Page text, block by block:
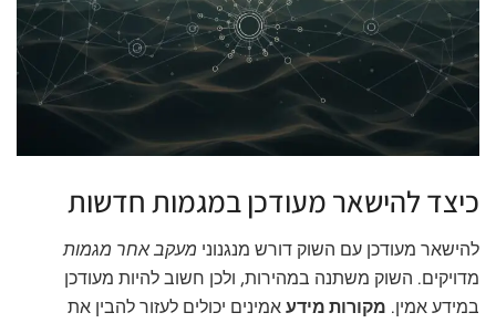
כיצד להישאר מעודכן במגמות חדשות
להישאר מעודכן עם השוק דורש מנגנוני מעקב אחר מגמות
מדויקים. השוק משתנה במהירות, ולכן חשוב להיות מעודכן
במידע אמין. מקורות מידעאמינים יכולים לעזור להבין את